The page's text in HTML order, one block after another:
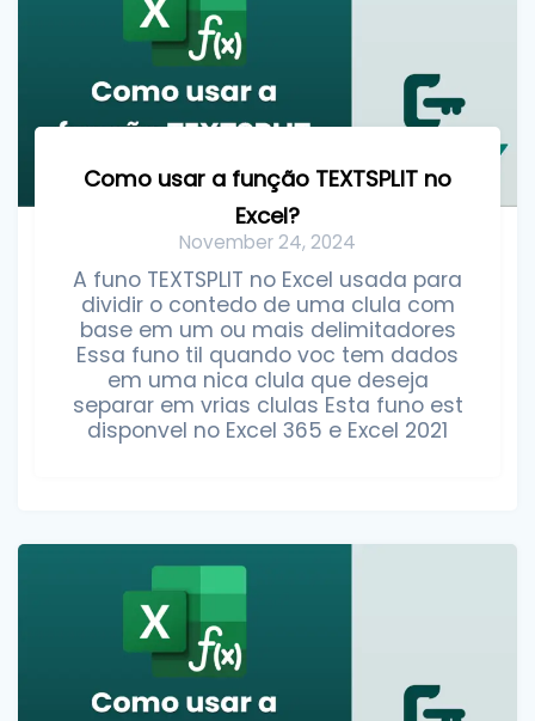
Como usar a função TEXTSPLIT no
Excel?
November 24, 2024
A funo TEXTSPLIT no Excel usada para
dividir o contedo de uma clula com
base em um ou mais delimitadores
Essa funo til quando voc tem dados
em uma nica clula que deseja
separar em vrias clulas Esta funo est
disponvel no Excel 365 e Excel 2021